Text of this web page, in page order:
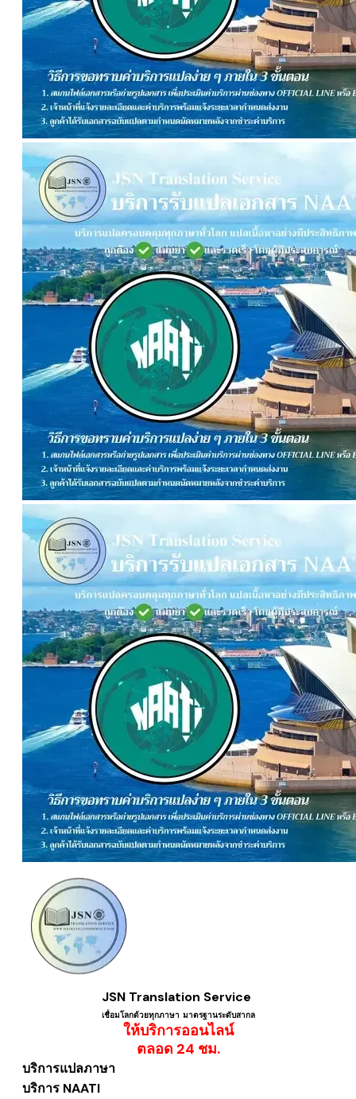
JSN Translation Service
เชื่อมโลกด้วยทุกภาษา ​มาตรฐานระดับสากล
ให้บริการออนไลน์
​ตลอด 24 ชม.
บริการแปลภาษา
บริการ NAATI